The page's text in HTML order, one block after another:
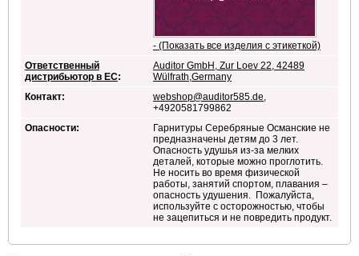
- (Показать все изделия с этикеткой)
Ответственный
дистрибьютор в ЕС:
Auditor GmbH, Zur Loev 22, 42489
Wülfrath,Germany
Контакт:
webshop@auditor585.de,
+4920581799862
Опасности:
Гарнитуры Серебряные Османские не
предназначены детям до 3 лет.
Опасность удушья из-за мелких
деталей, которые можно проглотить.
Не носить во время физической
работы, занятий спортом, плавания –
опасность удушения. Пожалуйста,
используйте с осторожностью, чтобы
не зацепиться и не повредить продукт.